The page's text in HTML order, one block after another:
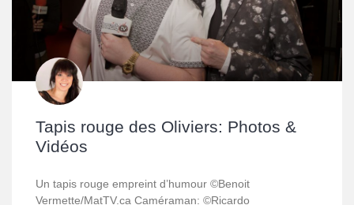
Tapis rouge des Oliviers: Photos &
Vidéos
Un tapis rouge empreint d’humour ©Benoit
Vermette/MatTV.ca Caméraman: ©Ricardo